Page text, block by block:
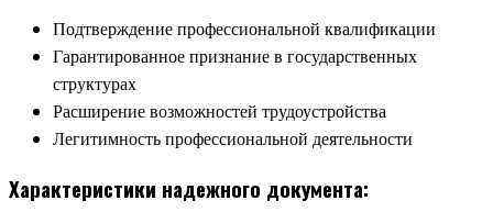
Подтверждение профессиональной квалификации
Гарантированное признание в государственных
структурах
Расширение возможностей трудоустройства
Легитимность профессиональной деятельности
Характеристики надежного документа: